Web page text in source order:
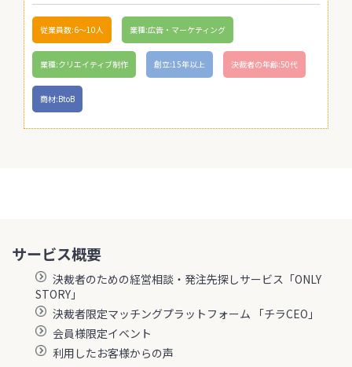
従業員数:6～10人 業種:広告・マーケティング
業種:クリエイティブ制作 創立:15年以上 決裁者の年齢:50代
商材:BtoB
サービス概要
決裁者のための経営相談・発注先探しサービス「ONLY
STORY」
決裁者限定マッチングプラットフォーム 「チラCEO」
会員様限定イベント
利用したお客様からの声